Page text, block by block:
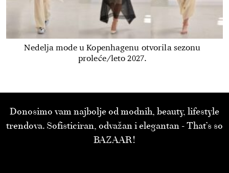
Nedelja mode u Kopenhagenu otvorila sezonu
proleće/leto 2027.
Donosimo vam najbolje od modnih, beauty, lifestyle
trendova. Sofisticiran, odvažan i elegantan - That’s so
BAZAAR!